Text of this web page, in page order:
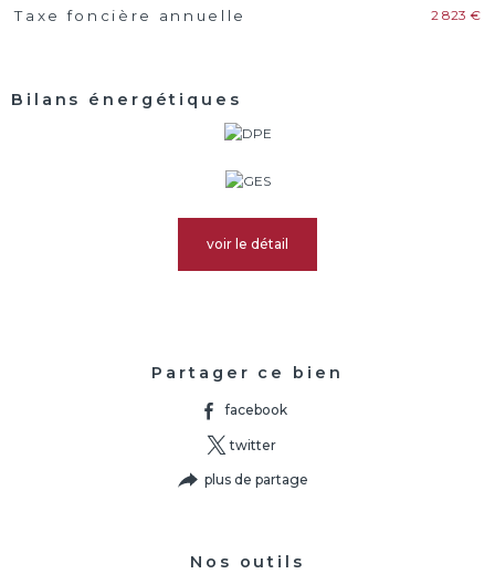
Taxe foncière annuelle 2 823 €
Bilans énergétiques
voir le détail
Partager ce bien
facebook
twitter
plus de partage
Nos outils